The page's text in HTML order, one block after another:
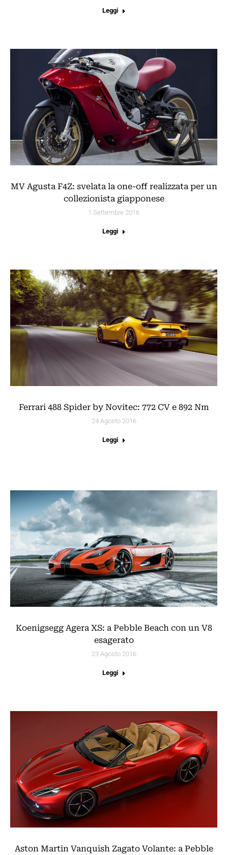
Leggi
MV Agusta F4Z: svelata la one-off realizzata per un
collezionista giapponese
1 Settembre 2016
Leggi
Ferrari 488 Spider by Novitec: 772 CV e 892 Nm
24 Agosto 2016
Leggi
Koenigsegg Agera XS: a Pebble Beach con un V8
esagerato
23 Agosto 2016
Leggi
Aston Martin Vanquish Zagato Volante: a Pebble